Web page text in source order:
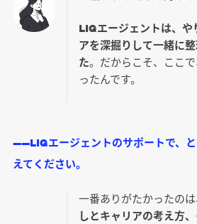
LIGエージェントは、や
アを深掘りして一緒に
た。だからこそ、ここ
ったんです。
――LIGエージェントのサポートで、
えてください。
一番ありがたかったのは
しとキャリアの考え方